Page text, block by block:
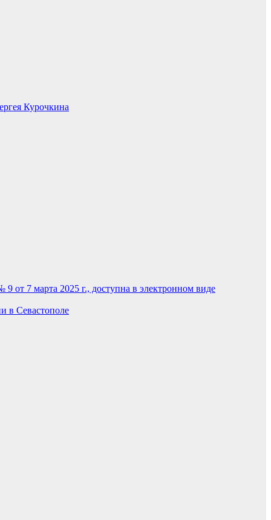
Курочкина
9 от 7 марта 2025 г., доступна в электронном виде
в Севастополе